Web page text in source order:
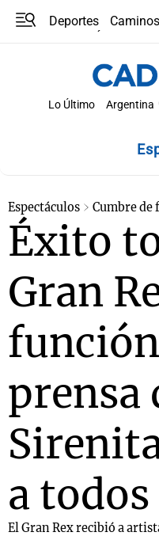
Deportes Caminos
Lo Último Argentina
Espectáculos Cumbre de
Éxito
Gran
prensa
a todos
El Gran Rex recibió a